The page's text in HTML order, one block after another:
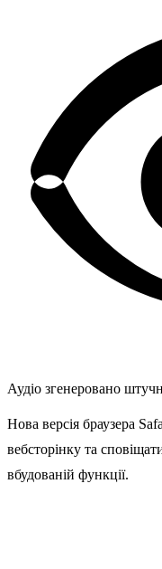
Аудіо згенеровано
Нова версія браузера
вебсторінку та
вбудованій функції.